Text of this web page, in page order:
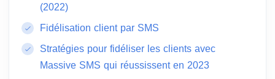
(2022)
Fidélisation client par SMS
Stratégies pour fidéliser les clients avec
Massive SMS qui réussissent en 2023